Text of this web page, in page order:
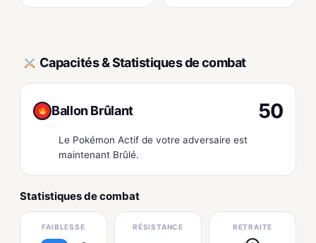
Capacités & Statistiques de combat
Ballon Brûlant 50
Le Pokémon Actif de votre adversaire est
maintenant Brûlé.
Statistiques de combat
FAIBLESSE RÉSISTANCE RETRAITE